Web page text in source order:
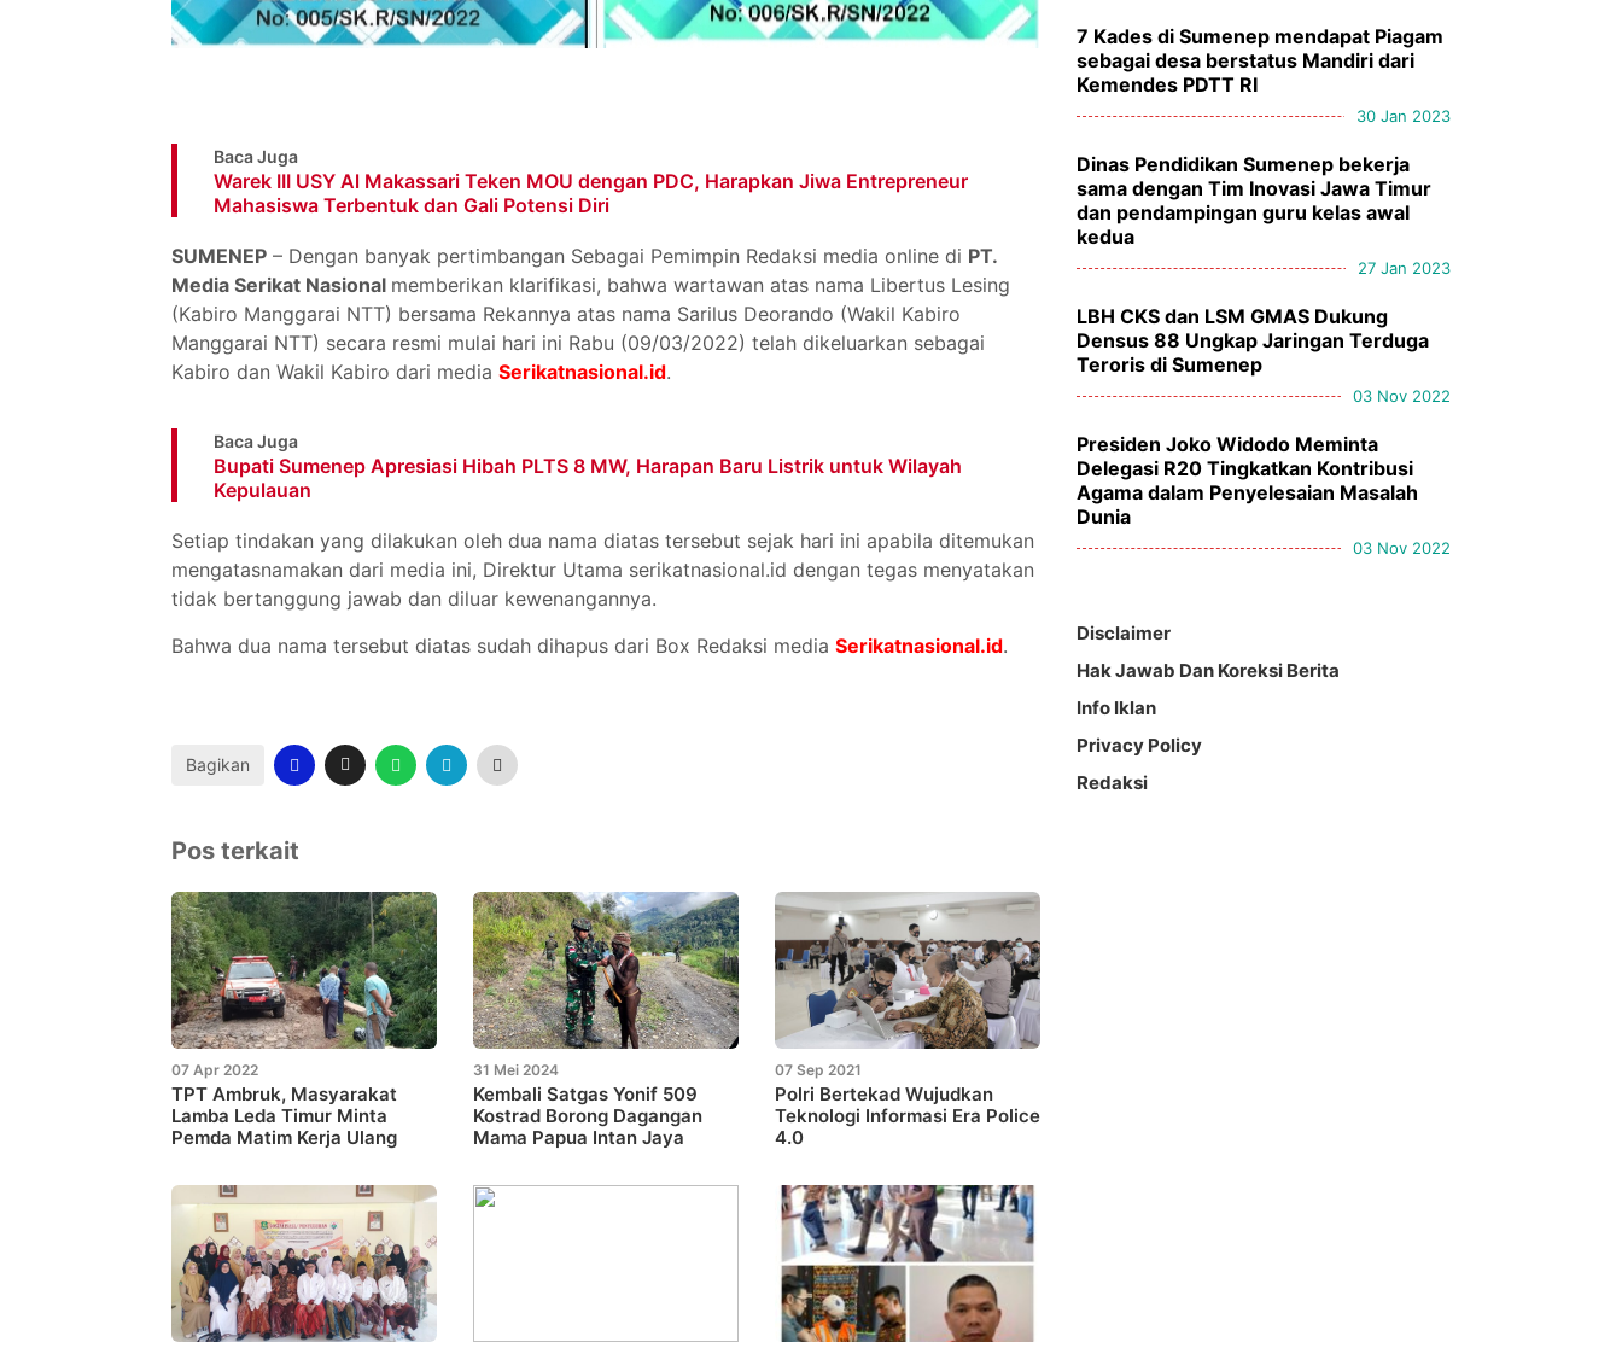
Baca Juga
Warek III USY Al Makassari Teken MOU dengan PDC, Harapkan Jiwa Entrepreneur
Mahasiswa Terbentuk dan Gali Potensi Diri
SUMENEP – Dengan banyak pertimbangan Sebagai Pemimpin Redaksi media online di PT.
Media Serikat Nasional memberikan klarifikasi, bahwa wartawan atas nama Libertus Lesing
(Kabiro Manggarai NTT) bersama Rekannya atas nama Sarilus Deorando (Wakil Kabiro
Manggarai NTT) secara resmi mulai hari ini Rabu (09/03/2022) telah dikeluarkan sebagai
Kabiro dan Wakil Kabiro dari media Serikatnasional.id.
Baca Juga
Bupati Sumenep Apresiasi Hibah PLTS 8 MW, Harapan Baru Listrik untuk Wilayah
Kepulauan
Setiap tindakan yang dilakukan oleh dua nama diatas tersebut sejak hari ini apabila ditemukan
mengatasnamakan dari media ini, Direktur Utama serikatnasional.id dengan tegas menyatakan
tidak bertanggung jawab dan diluar kewenangannya.
Bahwa dua nama tersebut diatas sudah dihapus dari Box Redaksi media Serikatnasional.id.
Bagikan
Pos terkait
07 Apr 2022
TPT Ambruk, Masyarakat
Lamba Leda Timur Minta
Pemda Matim Kerja Ulang
31 Mei 2024
Kembali Satgas Yonif 509
Kostrad Borong Dagangan
Mama Papua Intan Jaya
07 Sep 2021
Polri Bertekad Wujudkan
Teknologi Informasi Era Police
4.0
7 Kades di Sumenep mendapat Piagam
sebagai desa berstatus Mandiri dari
Kemendes PDTT RI
30 Jan 2023
Dinas Pendidikan Sumenep bekerja
sama dengan Tim Inovasi Jawa Timur
dan pendampingan guru kelas awal
kedua
27 Jan 2023
LBH CKS dan LSM GMAS Dukung
Densus 88 Ungkap Jaringan Terduga
Teroris di Sumenep
03 Nov 2022
Presiden Joko Widodo Meminta
Delegasi R20 Tingkatkan Kontribusi
Agama dalam Penyelesaian Masalah
Dunia
03 Nov 2022
Disclaimer
Hak Jawab Dan Koreksi Berita
Info Iklan
Privacy Policy
Redaksi